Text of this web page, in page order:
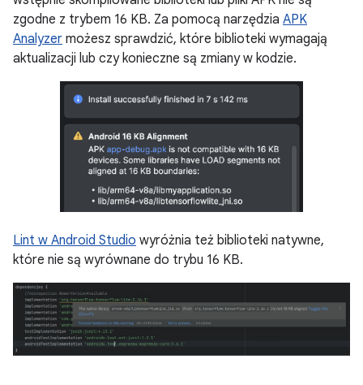
zgodne z trybem 16 KB. Za pomocą narzędzia APK
Analyzer możesz sprawdzić, które biblioteki wymagają
aktualizacji lub czy konieczne są zmiany w kodzie.
Lint w Android Studio wyróżnia też biblioteki natywne,
które nie są wyrównane do trybu 16 KB.